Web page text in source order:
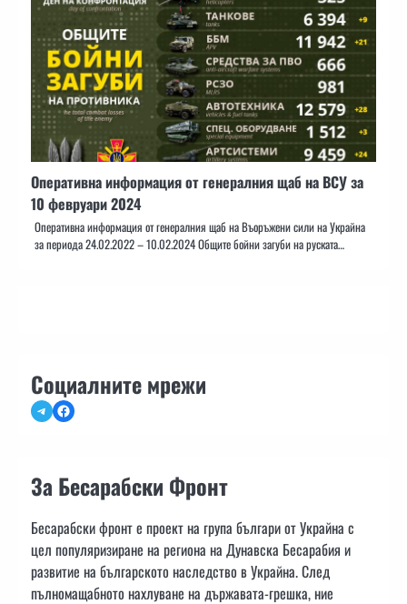
Оперативна информация от генералния щаб на ВСУ за
10 февруари 2024
Оперативна информация от генералния щаб на Въоръжени сили на Украйна
за периода 24.02.2022 – 10.02.2024 Общите бойни загуби на руската…
Социалните мрежи
TelegramFacebook
За Бесарабски Фронт
Бесарабски фронт е проект на група българи от Украйна с
цел популяризиране на региона на Дунавска Бесарабия и
развитие на българското наследство в Украйна. След
пълномащабното нахлуване на държавата-грешка, ние